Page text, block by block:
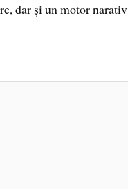
dar și un motor